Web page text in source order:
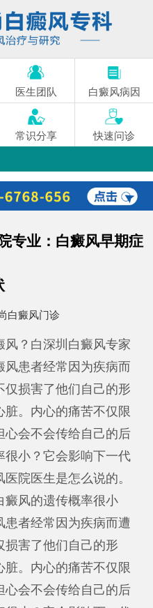
医生团队 白癜风病因
常识分享 快速问诊
风早期症状>
专业：白癜风早期症
白癜风门诊
风？白深圳白癜风专家
风患者经常因为疾病而
仅损害了他们自己的形
。内心的痛苦不仅限
心会不会传给自己的后
很小？它会影响下一代
院医生是怎么说的。
风的遗传概率很小
患者经常因为疾病而遭
损害了他们自己的形
。内心的痛苦不仅限
心会不会传给自己的后